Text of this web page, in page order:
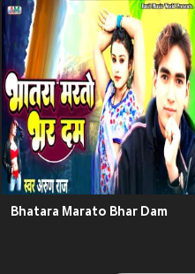
Bhatara Marato Bhar Dam